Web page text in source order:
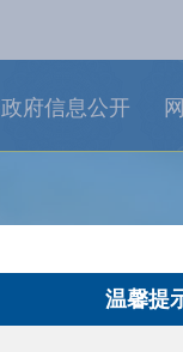
政府信息公开
温馨提